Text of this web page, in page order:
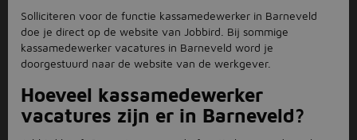
Solliciteren voor de functie kassamedewerker in Barneveld
doe je direct op de website van Jobbird. Bij sommige
kassamedewerker vacatures in Barneveld word je
doorgestuurd naar de website van de werkgever.
Hoeveel kassamedewerker
vacatures zijn er in Barneveld?